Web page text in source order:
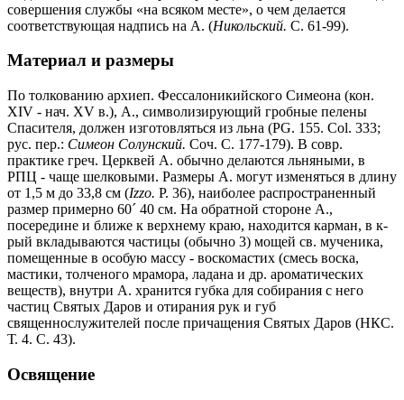
совершения службы «на всяком месте», о чем делается
соответствующая надпись на А. (Никольский. С. 61-99).
Материал и размеры
По толкованию архиеп. Фессалоникийского Симеона (кон.
XIV - нач. XV в.), А., символизирующий гробные пелены
Спасителя, должен изготовляться из льна (PG. 155. Col. 333;
рус. пер.: Симеон Солунский. Соч. С. 177-179). В совр.
практике греч. Церквей А. обычно делаются льняными, в
РПЦ - чаще шелковыми. Размеры А. могут изменяться в длину
от 1,5 м до 33,8 см (Izzo. P. 36), наиболее распространенный
размер примерно 60´ 40 см. На обратной стороне А.,
посередине и ближе к верхнему краю, находится карман, в к-
рый вкладываются частицы (обычно 3) мощей св. мученика,
помещенные в особую массу - воскомастих (смесь воска,
мастики, толченого мрамора, ладана и др. ароматических
веществ), внутри А. хранится губка для собирания с него
частиц Святых Даров и отирания рук и губ
священнослужителей после причащения Святых Даров (НКС.
Т. 4. С. 43).
Освящение